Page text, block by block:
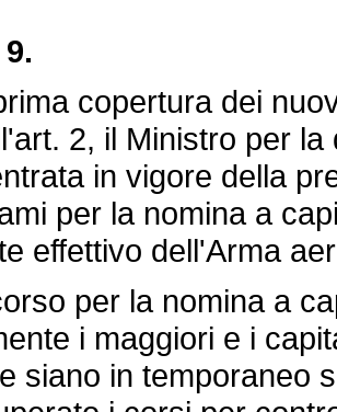
copertura dei
2, il Ministro per
in vigore della
per la nomina a
effettivo dell'Arma
per la nomina a
i maggiori e i
siano in temporaneo